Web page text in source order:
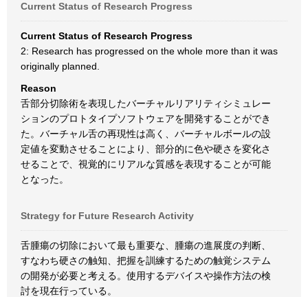
Current Status of Research Progress
Current Status of Research Progress
2: Research has progressed on the whole more than it was
originally planned.
Reason
舌部分切除術を表現したバーチャルリアリティシミュレー
ションのプロトタイプソフトウェアを開発することができ
た。バーチャル舌の再現性は高く、バーチャルボールの設
定値を変動させることにより、部分的に色や硬さを変化さ
せることで、視覚的にリアルな質感を表現することが可能
となった。
Strategy for Future Research Activity
舌腫瘍の切除において最も重要な、腫瘍の進展度の判断、
すなわち硬さの触知、把握を訓練するための触覚システム
の開発が必要と考える。使用するデバイスや操作方法の検
討を現在行っている。